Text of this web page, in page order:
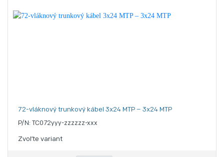
72-vláknový trunkový kábel 3x24 MTP – 3x24 MTP
P/N: TC072yyy-zzzzzz-xxx
Zvoľte variant